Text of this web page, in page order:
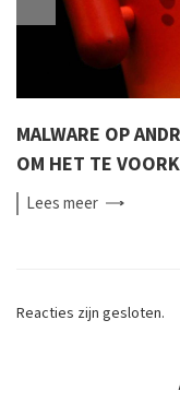
MALWARE OP
OM HET TE
Leesmeer
Reacties zijn gesloten.